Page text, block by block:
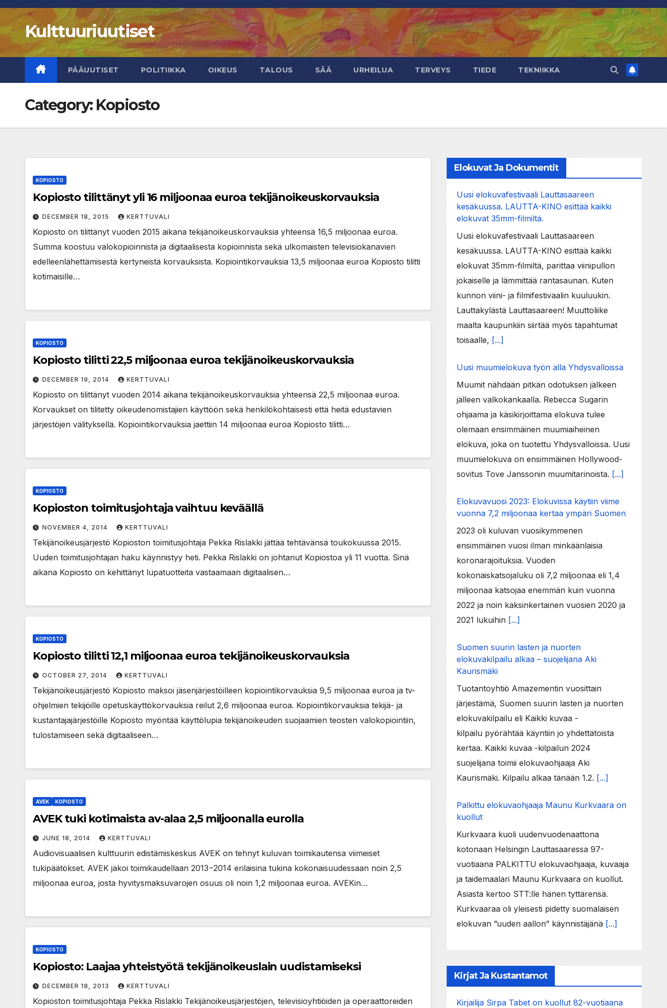
Skip
contentKulttuuriuutiset
PÄÄUUTISET POLITIIKKA OIKEUS TALOUS SÄÄ URHEILUA TERVEYS TIEDE TEKNIIKKA
Category: Kopiosto
KOPIOSTO
Kopiosto tilittänyt yli 16 miljoonaa euroa tekijänoikeuskorvauksia
DECEMBER 18, 2015 KERTTUVALI
Kopiosto on tilittänyt vuoden 2015 aikana tekijänoikeuskorvauksia yhteensä 16,5 miljoonaa euroa.
Summa koostuu valokopioinnista ja digitaalisesta kopioinnista sekä ulkomaisten televisiokanavien
edelleenlähettämisestä kertyneistä korvauksista. Kopiointikorvauksia 13,5 miljoonaa euroa Kopiosto tilitti
kotimaisille…
KOPIOSTO
Kopiosto tilitti 22,5 miljoonaa euroa tekijänoikeuskorvauksia
DECEMBER 19, 2014 KERTTUVALI
Kopiosto on tilittänyt vuoden 2014 aikana tekijänoikeuskorvauksia yhteensä 22,5 miljoonaa euroa.
Korvaukset on tilitetty oikeudenomistajien käyttöön sekä henkilökohtaisesti että heitä edustavien
järjestöjen välityksellä. Kopiointikorvauksia jaettiin 14 miljoonaa euroa Kopiosto tilitti…
KOPIOSTO
Kopioston toimitusjohtaja vaihtuu keväällä
NOVEMBER 4, 2014 KERTTUVALI
Tekijänoikeusjärjestö Kopioston toimitusjohtaja Pekka Rislakki jättää tehtävänsä toukokuussa 2015.
Uuden toimitusjohtajan haku käynnistyy heti. Pekka Rislakki on johtanut Kopiostoa yli 11 vuotta. Sinä
aikana Kopiosto on kehittänyt lupatuotteita vastaamaan digitaalisen…
KOPIOSTO
Kopiosto tilitti 12,1 miljoonaa euroa tekijänoikeuskorvauksia
OCTOBER 27, 2014 KERTTUVALI
Tekijänoikeusjärjestö Kopiosto maksoi jäsenjärjestöilleen kopiointikorvauksia 9,5 miljoonaa euroa ja tv-
ohjelmien tekijöille opetuskäyttökorvauksia reilut 2,6 miljoonaa euroa. Kopiointikorvauksia tekijä- ja
kustantajajärjestöille Kopiosto myöntää käyttölupia tekijänoikeuden suojaamien teosten valokopiointiin,
tulostamiseen sekä digitaaliseen…
AVEK KOPIOSTO
AVEK tuki kotimaista av-alaa 2,5 miljoonalla eurolla
JUNE 18, 2014 KERTTUVALI
Audiovisuaalisen kulttuurin edistämiskeskus AVEK on tehnyt kuluvan toimikautensa viimeiset
tukipäätökset. AVEK jakoi toimikaudellaan 2013−2014 erilaisina tukina kokonaisuudessaan noin 2,5
miljoonaa euroa, josta hyvitysmaksuvarojen osuus oli noin 1,2 miljoonaa euroa. AVEKin…
KOPIOSTO
Kopiosto: Laajaa yhteistyötä tekijänoikeuslain uudistamiseksi
DECEMBER 18, 2013 KERTTUVALI
Kopioston toimitusjohtaja Pekka Rislakki Tekijänoikeusjärjestöjen, televisioyhtiöiden ja operaattoreiden
Elokuvat Ja Dokumentit
Uusi elokuvafestivaali Lauttasaareen
kesäkuussa. LAUTTA-KINO esittää kaikki
elokuvat 35mm-filmiltä.
Uusi elokuvafestivaali Lauttasaareen
kesäkuussa. LAUTTA-KINO esittää kaikki
elokuvat 35mm-filmiltä, parittaa viinipullon
jokaiselle ja lämmittää rantasaunan. Kuten
kunnon viini- ja filmifestivaalin kuuluukin.
Lauttakylästä Lauttasaareen! Muuttoliike
maalta kaupunkiin siirtää myös tapahtumat
toisaalle, [...]
Uusi muumielokuva työn alla Yhdysvalloissa
Muumit nähdään pitkän odotuksen jälkeen
jälleen valkokankaalla. Rebecca Sugarin
ohjaama ja käsikirjoittama elokuva tulee
olemaan ensimmäinen muumiaiheinen
elokuva, joka on tuotettu Yhdysvalloissa. Uusi
muumielokuva on ensimmäinen Hollywood-
sovitus Tove Janssonin muumitarinoista. [...]
Elokuvavuosi 2023: Elokuvissa käytiin viime
vuonna 7,2 miljoonaa kertaa ympäri Suomen
2023 oli kuluvan vuosikymmenen
ensimmäinen vuosi ilman minkäänlaisia
koronarajoituksia. Vuoden
kokonaiskatsojaluku oli 7,2 miljoonaa eli 1,4
miljoonaa katsojaa enemmän kuin vuonna
2022 ja noin kaksinkertainen vuosien 2020 ja
2021 lukuihin [...]
Suomen suurin lasten ja nuorten
elokuvakilpailu alkaa – suojelijana Aki
Kaurismäki
Tuotantoyhtiö Amazementin vuosittain
järjestämä, Suomen suurin lasten ja nuorten
elokuvakilpailu eli Kaikki kuvaa -
kilpailu pyörähtää käyntiin jo yhdettätoista
kertaa. Kaikki kuvaa -kilpailun 2024
suojelijana toimii elokuvaohjaaja Aki
Kaurismäki. Kilpailu alkaa tänään 1.2. [...]
Palkittu elokuvaohjaaja Maunu Kurkvaara on
kuollut
Kurkvaara kuoli uudenvuodenaattona
kotonaan Helsingin Lauttasaaressa 97-
vuotiaana PALKITTU elokuvaohjaaja, kuvaaja
ja taidemaalari Maunu Kurkvaara on kuollut.
Asiasta kertoo STT:lle hänen tyttärensä.
Kurkvaaraa oli yleisesti pidetty suomalaisen
elokuvan ”uuden aallon” käynnistäjänä [...]
Kirjat Ja Kustantamot
Kirjailija Sirpa Tabet on kuollut 82-vuotiaana